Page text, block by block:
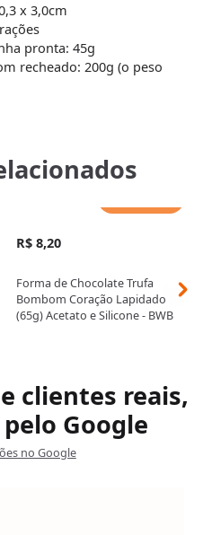
x 3,0cm
pronta: 45g
recheado: 200g (o peso
R$ 8,20
Forma de Chocolate Trufa
Bombom Coração Lapidado
(65g) Acetato e Silicone - BWB
clientes reais,
Google
no Google